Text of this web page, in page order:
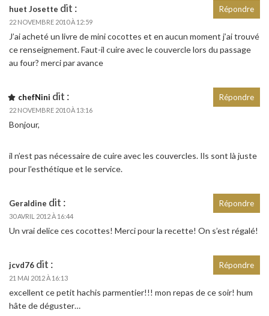
huet Josette dit :
22 NOVEMBRE 2010 À 12:59
J’ai acheté un livre de mini cocottes et en aucun moment j’ai trouvé
ce renseignement. Faut-il cuire avec le couvercle lors du passage
au four? merci par avance
Répondre
chefNini dit :
22 NOVEMBRE 2010 À 13:16
Bonjour,
il n’est pas nécessaire de cuire avec les couvercles. Ils sont là juste
pour l’esthétique et le service.
Répondre
Geraldine dit :
30 AVRIL 2012 À 16:44
Un vrai delice ces cocottes! Merci pour la recette! On s’est régalé!
Répondre
jcvd76 dit :
21 MAI 2012 À 16:13
excellent ce petit hachis parmentier!!! mon repas de ce soir! hum
hâte de déguster…
Répondre